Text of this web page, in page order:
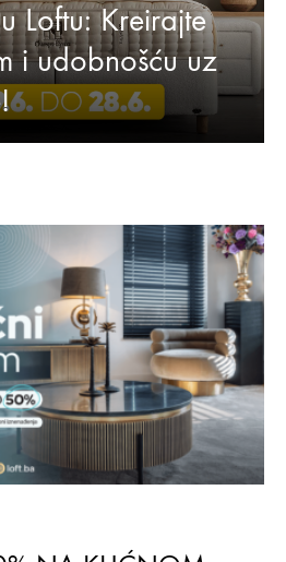
Loftu: Kreirajte
i udobnošću uz